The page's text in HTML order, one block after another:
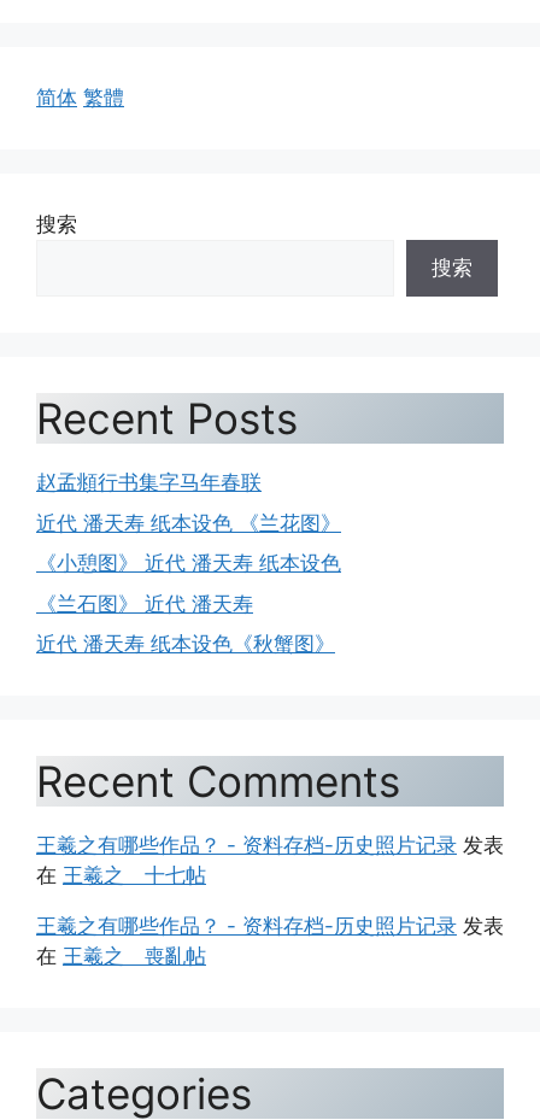
简体 繁體
搜索
搜索
Recent Posts
赵孟頫行书集字马年春联
近代 潘天寿 纸本设色 《兰花图》
《小憩图》 近代 潘天寿 纸本设色
《兰石图》 近代 潘天寿
近代 潘天寿 纸本设色《秋蟹图》
Recent Comments
王羲之有哪些作品？ - 资料存档-历史照片记录 发表
在 王羲之 十七帖
王羲之有哪些作品？ - 资料存档-历史照片记录 发表
在 王羲之 喪亂帖
Categories